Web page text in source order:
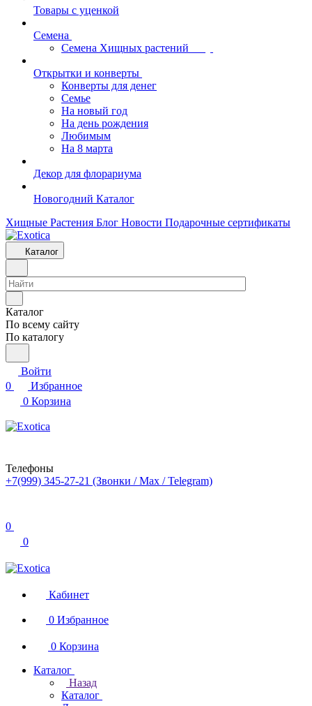
Товары с уценкой
Семена
Семена Хищных растений
Открытки и конверты
Конверты для денег
Семье
На новый год
На день рождения
Любимым
На 8 марта
Декор для флорариума
Новогодний Каталог
Хищные Растения Блог Новости Подарочные сертификаты
Каталог
Каталог
По всему сайту
По каталогу
Войти
0
Избранное
0 Корзина
Телефоны
+7(999) 345-27-21 (Звонки / Max / Telegram)
0
0
Кабинет
0 Избранное
0 Корзина
Каталог
Назад
Каталог